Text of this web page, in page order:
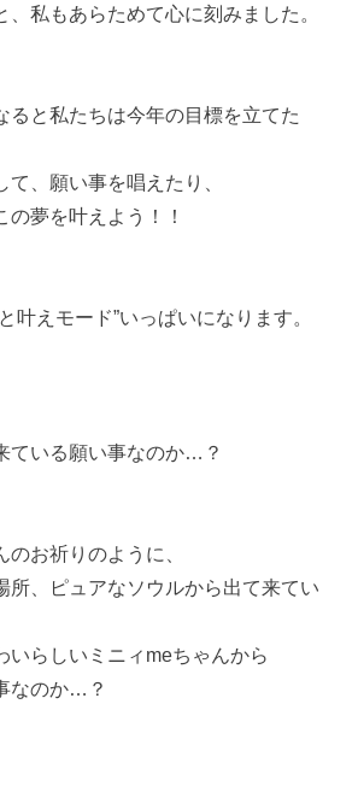
、私もあらためて心に刻みました。
ると私たちは今年の目標を立てた
、願い事を唱えたり、
の夢を叶えよう！！
叶えモード”いっぱいになります。
ている願い事なのか…？
お祈りのように、
所、ピュアなソウルから出て来てい
いらしいミニィmeちゃんから
なのか…？